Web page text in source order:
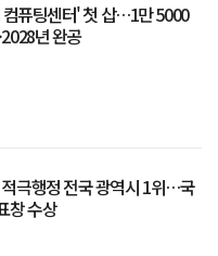
컴퓨팅센터' 첫 삽…1만 5000
년 완공
극행정 전국 광역시 1위…국
창 수상